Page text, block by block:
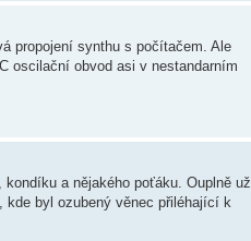
propojení synthu s počítačem. Ale
oscilační obvod asi v nestandarním
a nějakého poťáku. Ouplně už
byl ozubený věnec přiléhající k